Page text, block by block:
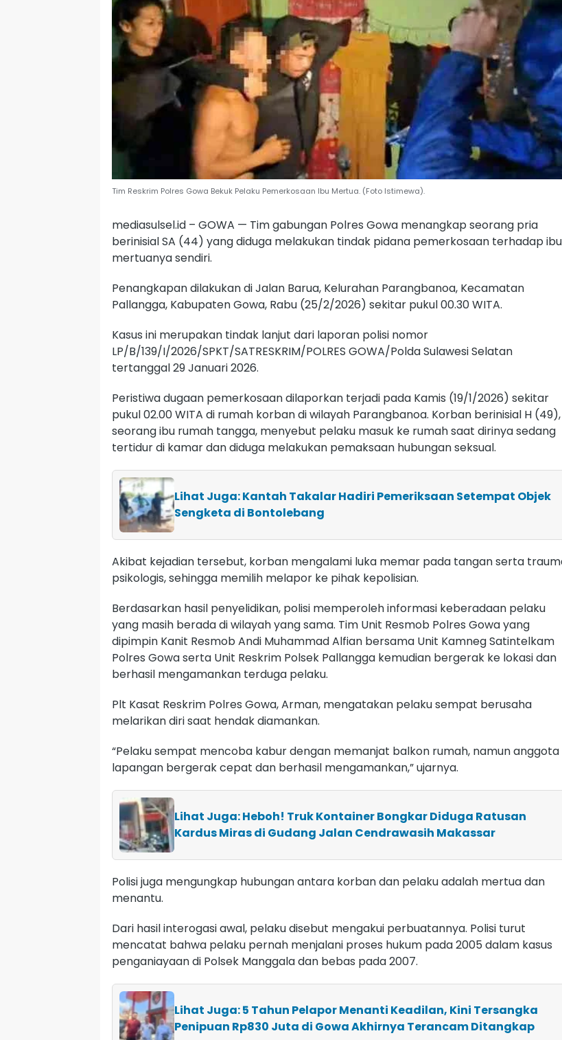
Tim Reskrim Polres Gowa Bekuk Pelaku Pemerkosaan Ibu Mertua. (Foto Istimewa).
mediasulsel.id – GOWA — Tim gabungan Polres Gowa menangkap seorang pria
berinisial SA (44) yang diduga melakukan tindak pidana pemerkosaan terhadap ibu
mertuanya sendiri.
Penangkapan dilakukan di Jalan Barua, Kelurahan Parangbanoa, Kecamatan
Pallangga, Kabupaten Gowa, Rabu (25/2/2026) sekitar pukul 00.30 WITA.
Kasus ini merupakan tindak lanjut dari laporan polisi nomor
LP/B/139/I/2026/SPKT/SATRESKRIM/POLRES GOWA/Polda Sulawesi Selatan
tertanggal 29 Januari 2026.
Peristiwa dugaan pemerkosaan dilaporkan terjadi pada Kamis (19/1/2026) sekitar
pukul 02.00 WITA di rumah korban di wilayah Parangbanoa. Korban berinisial H (49),
seorang ibu rumah tangga, menyebut pelaku masuk ke rumah saat dirinya sedang
tertidur di kamar dan diduga melakukan pemaksaan hubungan seksual.
Lihat Juga: Kantah Takalar Hadiri Pemeriksaan Setempat Objek
Sengketa di Bontolebang
Akibat kejadian tersebut, korban mengalami luka memar pada tangan serta
psikologis, sehingga memilih melapor ke pihak kepolisian.
Berdasarkan hasil penyelidikan, polisi memperoleh informasi keberadaan pelaku
yang masih berada di wilayah yang sama. Tim Unit Resmob Polres Gowa yang
dipimpin Kanit Resmob Andi Muhammad Alfian bersama Unit Kamneg Satintelkam
Polres Gowa serta Unit Reskrim Polsek Pallangga kemudian bergerak ke lokasi dan
berhasil mengamankan terduga pelaku.
Plt Kasat Reskrim Polres Gowa, Arman, mengatakan pelaku sempat berusaha
melarikan diri saat hendak diamankan.
“Pelaku sempat mencoba kabur dengan memanjat balkon rumah, namun anggota
lapangan bergerak cepat dan berhasil mengamankan,” ujarnya.
Lihat Juga: Heboh! Truk Kontainer Bongkar Diduga Ratusan
Kardus Miras di Gudang Jalan Cendrawasih Makassar
Polisi juga mengungkap hubungan antara korban dan pelaku adalah mertua dan
menantu.
Dari hasil interogasi awal, pelaku disebut mengakui perbuatannya. Polisi turut
mencatat bahwa pelaku pernah menjalani proses hukum pada 2005 dalam kasus
penganiayaan di Polsek Manggala dan bebas pada 2007.
Lihat Juga: 5 Tahun Pelapor Menanti Keadilan, Kini Tersangka
Penipuan Rp830 Juta di Gowa Akhirnya Terancam Ditangkap